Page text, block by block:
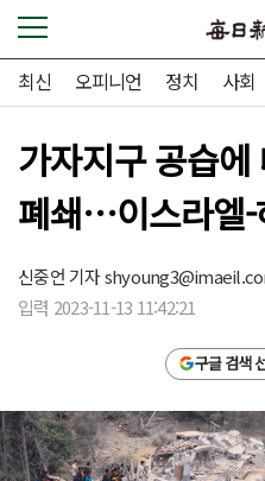
최신 오피니언 정치 사회
가자지구 공습
폐쇄…이스라엘-
신중언 기자
입력 2023-11-13 11:42:21
구글 검색